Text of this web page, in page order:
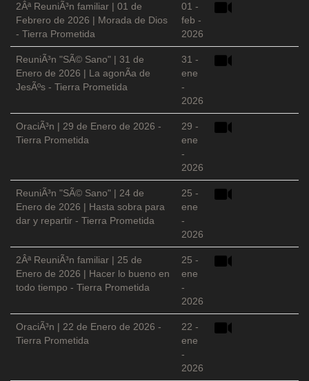
2Âª ReuniÃ³n familiar | 01 de
Febrero de 2026 | Morada de Dios
- Tierra Prometida
01 -
feb -
2026
ReuniÃ³n "SÃ© Sano" | 31 de
Enero de 2026 | La agonÃ­a de
JesÃºs - Tierra Prometida
31 -
ene
-
2026
OraciÃ³n | 29 de Enero de 2026 -
Tierra Prometida
29 -
ene
-
2026
ReuniÃ³n "SÃ© Sano" | 24 de
Enero de 2026 | Hasta sobra para
dar y repartir - Tierra Prometida
25 -
ene
-
2026
2Âª ReuniÃ³n familiar | 25 de
Enero de 2026 | Hacer lo bueno en
todo tiempo - Tierra Prometida
25 -
ene
-
2026
OraciÃ³n | 22 de Enero de 2026 -
Tierra Prometida
22 -
ene
-
2026